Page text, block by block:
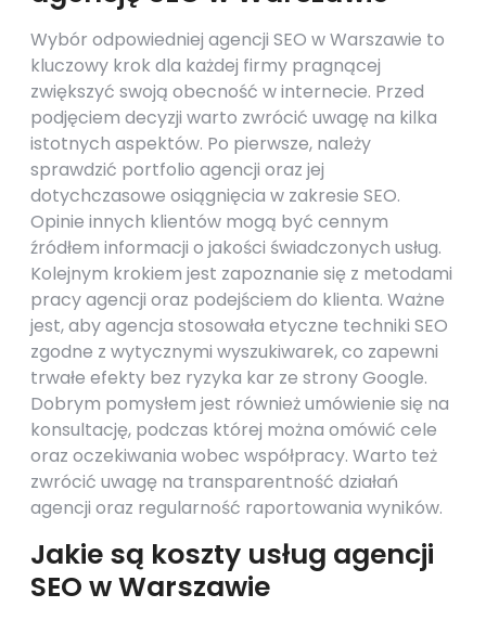
Wybór odpowiedniej agencji SEO w Warszawie to
kluczowy krok dla każdej firmy pragnącej
zwiększyć swoją obecność w internecie. Przed
podjęciem decyzji warto zwrócić uwagę na kilka
istotnych aspektów. Po pierwsze, należy
sprawdzić portfolio agencji oraz jej
dotychczasowe osiągnięcia w zakresie SEO.
Opinie innych klientów mogą być cennym
źródłem informacji o jakości świadczonych usług.
Kolejnym krokiem jest zapoznanie się z metodami
pracy agencji oraz podejściem do klienta. Ważne
jest, aby agencja stosowała etyczne techniki SEO
zgodne z wytycznymi wyszukiwarek, co zapewni
trwałe efekty bez ryzyka kar ze strony Google.
Dobrym pomysłem jest również umówienie się na
konsultację, podczas której można omówić cele
oraz oczekiwania wobec współpracy. Warto też
zwrócić uwagę na transparentność działań
agencji oraz regularność raportowania wyników.
Jakie są koszty usług agencji
SEO w Warszawie